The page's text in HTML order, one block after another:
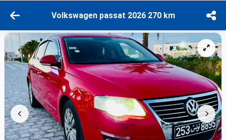
Volkswagen passat 2026 270 km